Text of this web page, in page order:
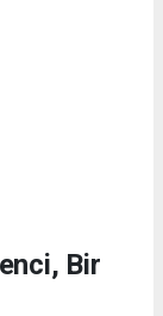
Bir